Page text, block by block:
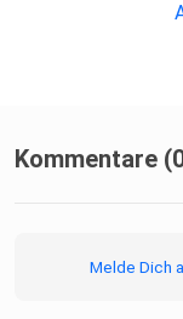
Kommentare
Melde Dich